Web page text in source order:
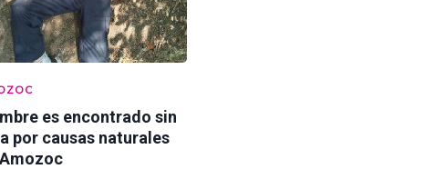
es encontrado sin
por causas naturales